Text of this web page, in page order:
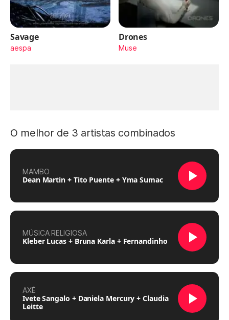
Savage
aespa
Drones
Muse
O melhor de 3 artistas combinados
MAMBO
Dean Martin + Tito Puente + Yma Sumac
MÚSICA RELIGIOSA
Kleber Lucas + Bruna Karla + Fernandinho
AXÉ
Ivete Sangalo + Daniela Mercury + Claudia
Leitte